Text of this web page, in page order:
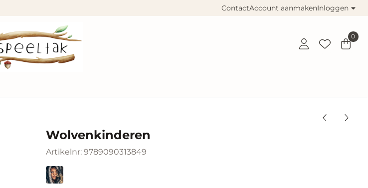
ContactAccount aanmakenInloggen
0
Wolvenkinderen
Artikelnr: 9789090313849